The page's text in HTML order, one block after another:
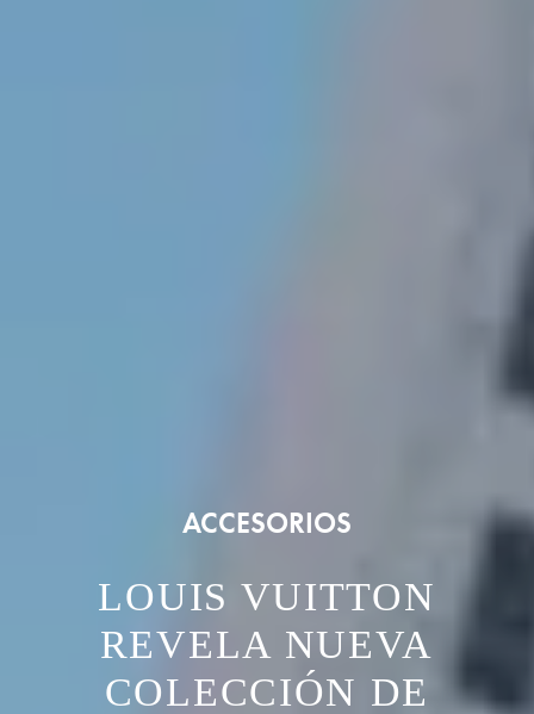
ACCESORIOS
LOUIS VUITTON
REVELA NUEVA
COLECCIÓN DE